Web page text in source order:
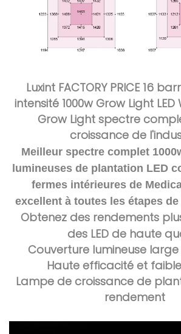
intensité 1000w Grow Light LED
Grow Light spectre
croissance de
Meilleur spectre complet
lumineuses de plantation LED
fermes intérieures de
excellent à toutes les étapes
des LED de haute
Couverture lumineuse
Haute efficacité et
rendement